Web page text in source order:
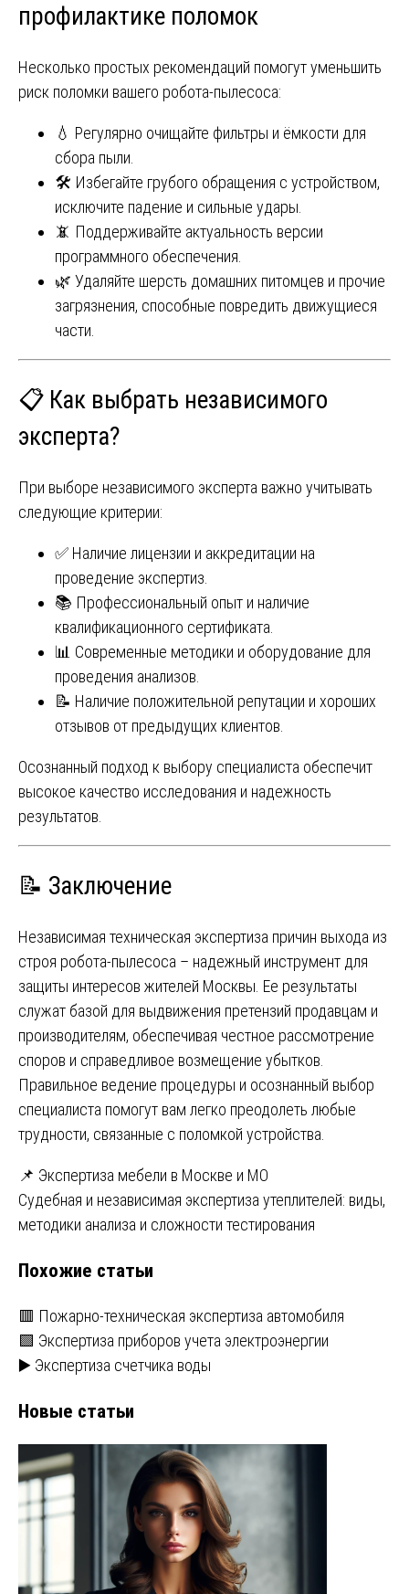
профилактике поломок
Несколько простых рекомендаций помогут уменьшить
риск поломки вашего робота-пылесоса:
💧 Регулярно очищайте фильтры и ёмкости для
сбора пыли.
🛠️ Избегайте грубого обращения с устройством,
исключите падение и сильные удары.
📵 Поддерживайте актуальность версии
программного обеспечения.
🌿 Удаляйте шерсть домашних питомцев и прочие
загрязнения, способные повредить движущиеся
части.
📋 Как выбрать независимого
эксперта?
При выборе независимого эксперта важно учитывать
следующие критерии:
✅ Наличие лицензии и аккредитации на
проведение экспертиз.
📚 Профессиональный опыт и наличие
квалификационного сертификата.
📊 Современные методики и оборудование для
проведения анализов.
📝 Наличие положительной репутации и хороших
отзывов от предыдущих клиентов.
Осознанный подход к выбору специалиста обеспечит
высокое качество исследования и надежность
результатов.
📝 Заключение
Независимая техническая экспертиза причин выхода из
строя робота-пылесоса – надежный инструмент для
защиты интересов жителей Москвы. Ее результаты
служат базой для выдвижения претензий продавцам и
производителям, обеспечивая честное рассмотрение
споров и справедливое возмещение убытков.
Правильное ведение процедуры и осознанный выбор
специалиста помогут вам легко преодолеть любые
трудности, связанные с поломкой устройства.
Навигация
по
📌 Экспертиза мебели в Москве и МО
Судебная и независимая экспертиза утеплителей: виды,
методики анализа и сложности тестирования
Похожие статьи
🟥 Пожарно-техническая экспертиза автомобиля
🟩 Экспертиза приборов учета электроэнергии
▶️ Экспертиза счетчика воды
Новые статьи